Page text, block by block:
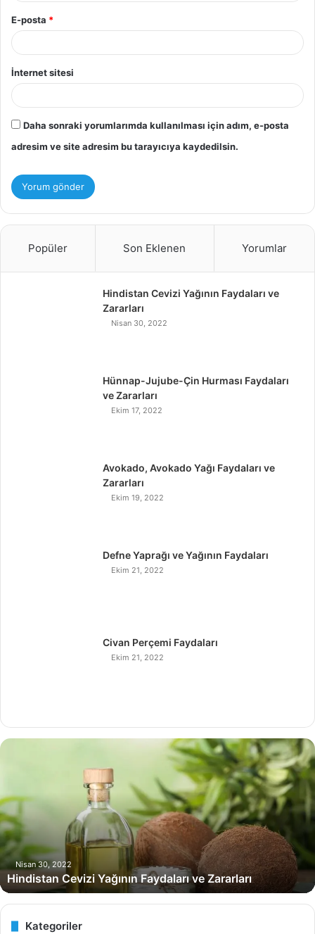
E-posta *
İnternet sitesi
Daha sonraki yorumlarımda kullanılması için adım, e-posta
adresim ve site adresim bu tarayıcıya kaydedilsin.
Popüler Son Eklenen Yorumlar
Hindistan Cevizi Yağının Faydaları ve
Zararları
Nisan 30, 2022
Hünnap-Jujube-Çin Hurması Faydaları
ve Zararları
Ekim 17, 2022
Avokado, Avokado Yağı Faydaları ve
Zararları
Ekim 19, 2022
Defne Yaprağı ve Yağının Faydaları
Ekim 21, 2022
Civan Perçemi Faydaları
Ekim 21, 2022
H
i
s
t
a
e
Nisan 30, 2022
Hindistan Cevizi Yağının Faydaları ve Zararları
Kategoriler